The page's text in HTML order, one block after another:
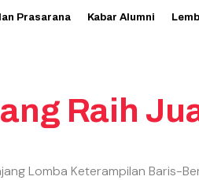
Prasarana Kabar Alumni
Raih
Lomba Keterampilan Baris-